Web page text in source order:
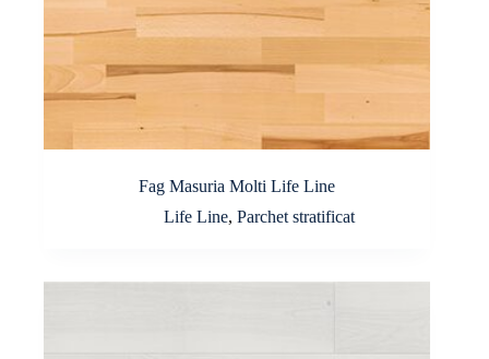
Fag Masuria Molti Life Line
Life Line, Parchet stratificat